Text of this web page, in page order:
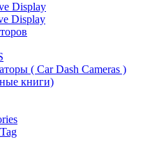
Display
Display
( Car Dash Cameras )
книги)